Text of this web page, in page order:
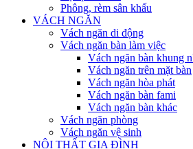
Phông, rèm sân khấu
VÁCH NGĂN
Vách ngăn di động
Vách ngăn bàn làm việc
Vách ngăn bàn khung
Vách ngăn trên mặt bàn
Vách ngăn hòa phát
Vách ngăn bàn fami
Vách ngăn bàn khác
Vách ngăn phòng
Vách ngăn vệ sinh
NỘI THẤT GIA ĐÌNH